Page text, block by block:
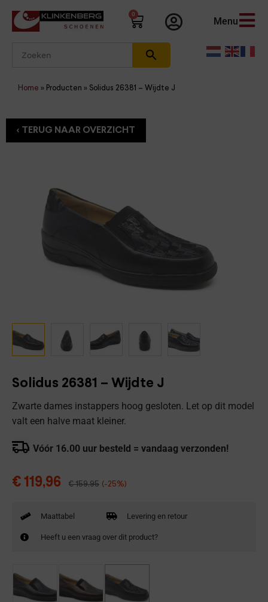
0
Menu
Home » Producten » Solidus 26381 – Wijdte J
Solidus 26381 – Wijdte J
Zwarte dames instappers hoog gesloten. Let op dit model
valt een halve maat kleiner.
Vóór 16.00 uur besteld = vandaag verzonden!
€ 119,96 €159,95 (-25%)
Maattabel Levering en retour
Heeft u een vraag over dit product?